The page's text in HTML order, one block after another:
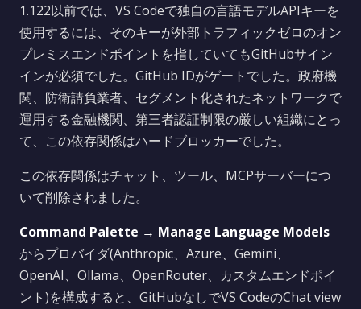
1.122以前では、VS Codeで独自の言語モデルAPIキーを
使用するには、そのキーが外部トラフィックゼロのオン
プレミスエンドポイントを指していてもGitHubサイン
インが必須でした。GitHub IDがゲートでした。政府機
関、防衛請負業者、セグメント化されたネットワークで
運用する金融機関、第三者認証制限の厳しい組織にとっ
て、この依存関係はハードブロッカーでした。
この依存関係はチャット、ツール、MCPサーバーにつ
いて削除されました。
Command Palette → Manage Language Models
からプロバイダ(Anthropic、Azure、Gemini、
OpenAI、Ollama、OpenRouter、カスタムエンドポイ
ント)を構成すると、GitHubなしでVS CodeのChat view